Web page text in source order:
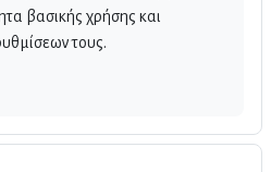
βασικής χρήσης και
τους.